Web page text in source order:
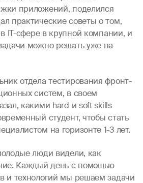
приложений, поделился
практические советы о том,
IT-сфере в крупной компании, и
можно решать уже на
отдела тестирования фронт-
систем, в своем
какими hard и soft skills
студент, чтобы стать
на горизонте 1-3 лет.
люди видели, как
Каждый день с помощью
и технологий мы решаем задачи